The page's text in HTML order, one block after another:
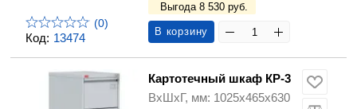
Код: 13474
(0)
Выгода 8 530 руб.
В корзину
Картотечный шкаф КР-3
ВхШхГ, мм: 1025х465х630